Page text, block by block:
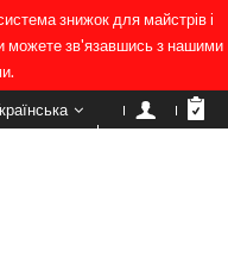
знижок для майстрів і
можете зв'язавшись з нашими